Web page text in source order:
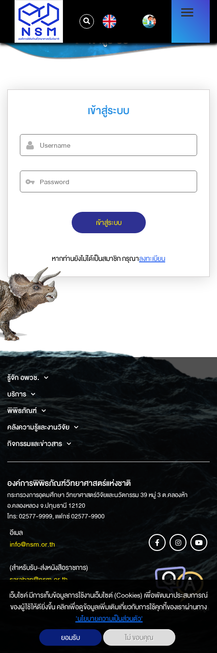
เข้าสู่ระบบ
เข้าสู่ระบบ
เข้าสู่ระบบ
หากท่านยังไม่ได้เป็นสมาชิก กรุณาลงทะเบียน
รู้จัก อพวช.
บริการ
พิพิธภัณฑ์
คลังความรู้และงานวิจัย
กิจกรรมและข่าวสาร
องค์การพิพิธภัณฑ์วิทยาศาสตร์แห่งชาติ
กระทรวงการอุดมศึกษา วิทยาศาสตร์วิจัยและนวัตกรรม 39 หมู่ 3 ต.คลองห้า
อ.คลองหลวง จ.ปทุมธานี 12120
โทร: 02577-9999, แฟกซ์ 02577-9900
อีเมล
info@nsm.or.th
(สำหรับรับ-ส่งหนังสือราชการ)
saraban@nsm.or.th
ช่องทางการสอบถามข้อมูล
เว็บไซค์ มีการเก็บข้อมูลการใช้งานเว็บไซต์ (Cookies) เพื่อพัฒนาประสบการณ์
ของผู้ใช้ให้ดียิ่งขึ้น คลิกเพื่อดูข้อมูลเพิ่มเติมเกี่ยวกับการใช้คุกกี้ของเราผ่านทาง
‘นโยบายความเป็นส่วนตัว'
ยอมรับ
ไม่ ขอบคุณ